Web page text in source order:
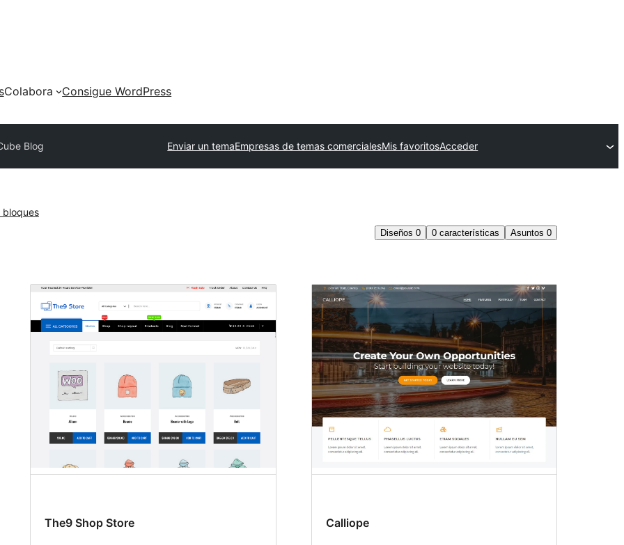
Colabora Consigue WordPress
Blog Enviar un temaEmpresas de temas comercialesMis favoritosAcceder
bloques
Diseños 0 0 características Asuntos 0
The9 Shop Store Calliope